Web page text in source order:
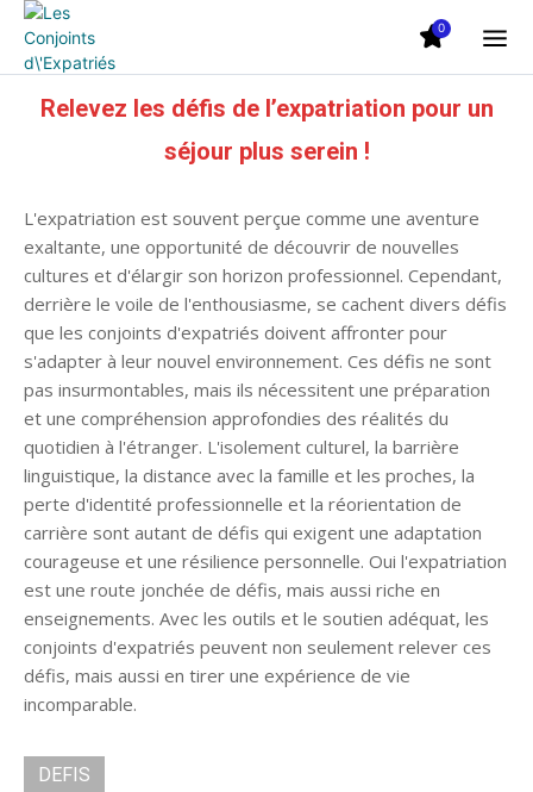
0
Relevez les défis de l’expatriation pour un
séjour plus serein !
L'expatriation est souvent perçue comme une aventure
exaltante, une opportunité de découvrir de nouvelles
cultures et d'élargir son horizon professionnel. Cependant,
derrière le voile de l'enthousiasme, se cachent divers défis
que les conjoints d'expatriés doivent affronter pour
s'adapter à leur nouvel environnement. Ces défis ne sont
pas insurmontables, mais ils nécessitent une préparation
et une compréhension approfondies des réalités du
quotidien à l'étranger. L'isolement culturel, la barrière
linguistique, la distance avec la famille et les proches, la
perte d'identité professionnelle et la réorientation de
carrière sont autant de défis qui exigent une adaptation
courageuse et une résilience personnelle. Oui l'expatriation
est une route jonchée de défis, mais aussi riche en
enseignements. Avec les outils et le soutien adéquat, les
conjoints d'expatriés peuvent non seulement relever ces
défis, mais aussi en tirer une expérience de vie
incomparable.
DEFIS